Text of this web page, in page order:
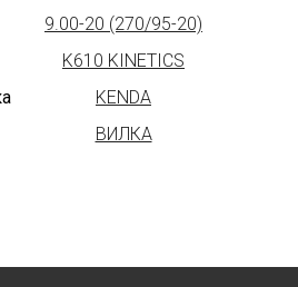
9.00-20 (270/95-20)
K610 KINETICS
KENDA
ВИЛКА